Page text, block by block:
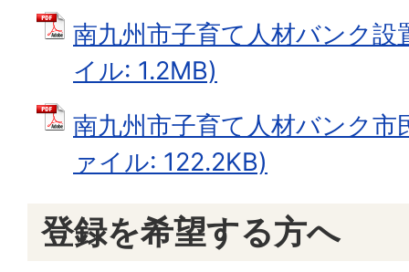
南九州市子育て人材バンク設
イル: 1.2MB)
南九州市子育て人材バンク
ァイル: 122.2KB)
登録を希望する方へ